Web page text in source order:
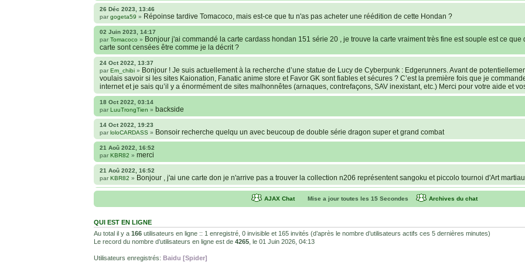
26 Déc 2023, 13:46
par gogeta59 » Répoinse tardive Tomacoco, mais est-ce que tu n'as pas acheter une réédition de cette Hondan ?
02 Juin 2023, 14:17
par Tomacoco » Bonjour j'ai commandé la carte cardass hondan 151 série 20 , je trouve la carte vraiment très fine est souple est ce que
carte sont censées être comme je la décrit ?
24 Oct 2022, 13:37
par Em_chibi » Bonjour ! Je suis actuellement à la recherche d’une statue de Lucy de Cyberpunk : Edgerunners. Avant de
voulais savoir si les sites Kaionation, Fanatic anime store et Favor GK sont fiables et sécures ? C’est la première fois que je
internet et je sais qu’il y a énormément de sites malhonnêtes (arnaques, contrefaçons, SAV inexistant, etc.) Merci pour votre aide et
18 Oct 2022, 03:14
par LuuTrongTien » backside
14 Oct 2022, 19:23
par loloCARDASS » Bonsoir recherche quelqu un avec beucoup de double série dragon super et grand combat
21 Aoû 2022, 16:52
par KBR82 » merci
21 Aoû 2022, 16:52
par KBR82 » Bonjour , j'ai une carte don je n'arrive pas a trouver la collection n206 représentent sangoku et piccolo tournoi d'Art
Hi guys, I'm downloading the HD versions of the cards, but the corners of the cards have the website name on them.
how to remove it?
22 Avr 2022, 22:55
parjuju93100»@Yasuke c'est pour le jeu. Les Super Battle se jouent comme une bataille. Si chacun des joueurs sort une carte Power
ensuite le chiffre dessous pour savoir qui remporte la manche. Si encore égalité, il faudra voir au dos si je ne dis pas de bêtises.
08 Fév 2022, 19:31
AJAX Chat Mise a jour toutes les15 Secondes Archives du chat
QUI EST EN LIGNE
Au total il y a 166 utilisateurs en ligne :: 1 enregistré, 0 invisible et 165 invités (d’après le nombre d’utilisateurs actifs ces 5 dernières minutes)
Le record du nombre d’utilisateurs en ligne est de 4265 , le 01 Juin 2026, 04:13
Utilisateurs enregistrés: Baidu [Spider]